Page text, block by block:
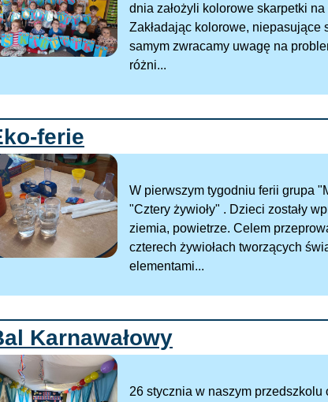
dnia założyli kolorowe skarpetki
Zakładając kolorowe, niepasujące
samym zwracamy uwagę na
różni...
ferie
W pierwszym tygodniu ferii grupa
"Cztery żywioły" . Dzieci zostały
ziemia, powietrze. Celem
czterech żywiołach tworzących
elementami...
Karnawałowy
26 stycznia w naszym przedszkolu